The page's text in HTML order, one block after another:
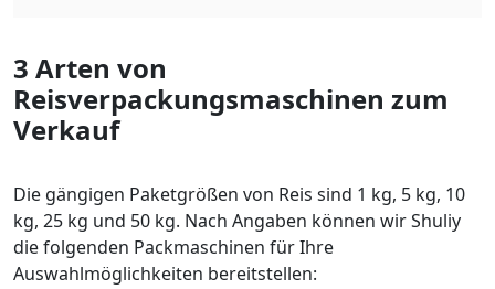
3 Arten von
Reisverpackungsmaschinen zum
Verkauf
Die gängigen Paketgrößen von Reis sind 1 kg, 5 kg, 10
kg, 25 kg und 50 kg. Nach Angaben können wir Shuliy
die folgenden Packmaschinen für Ihre
Auswahlmöglichkeiten bereitstellen: